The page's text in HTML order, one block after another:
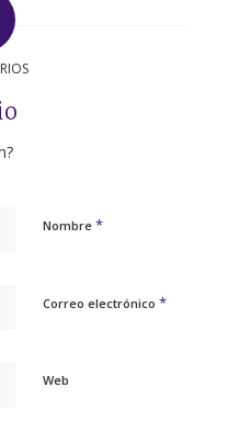
Nombre *
Correo electrónico *
Web